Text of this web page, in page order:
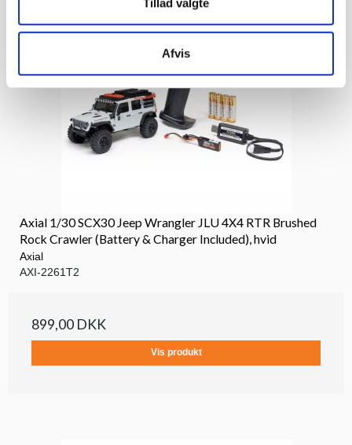
Tillad valgte
Afvis
Axial 1/30 SCX30 Jeep Wrangler JLU 4X4 RTR Brushed
Rock Crawler (Battery & Charger Included), hvid
Axial
AXI-2261T2
899,00 DKK
Vis produkt